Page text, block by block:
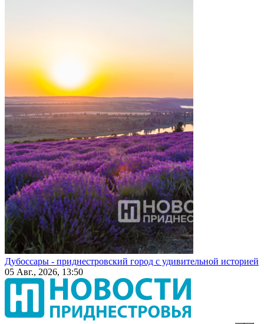
Дубоссары - приднестровский город с удивительной историей
05 Авг., 2026, 13:50